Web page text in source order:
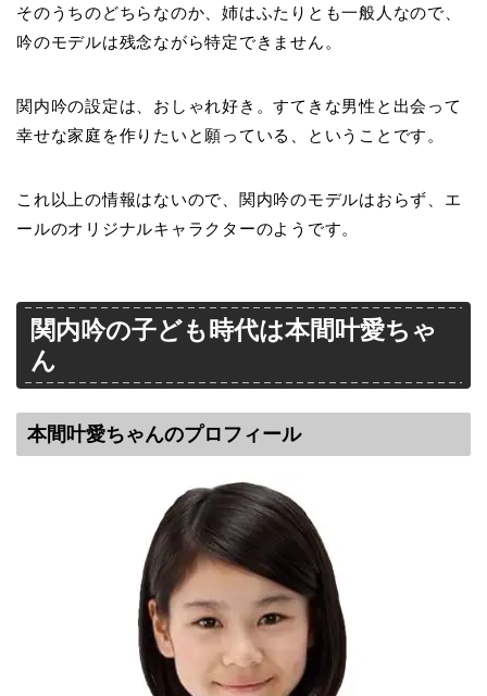
そのうちのどちらなのか、姉はふたりとも一般人なので、
吟のモデルは残念ながら特定できません。
関内吟の設定は、おしゃれ好き。すてきな男性と出会って
幸せな家庭を作りたいと願っている、ということです。
これ以上の情報はないので、関内吟のモデルはおらず、エ
ールのオリジナルキャラクターのようです。
関内吟の子ども時代は本間叶愛ちゃ
ん
本間叶愛ちゃんのプロフィール